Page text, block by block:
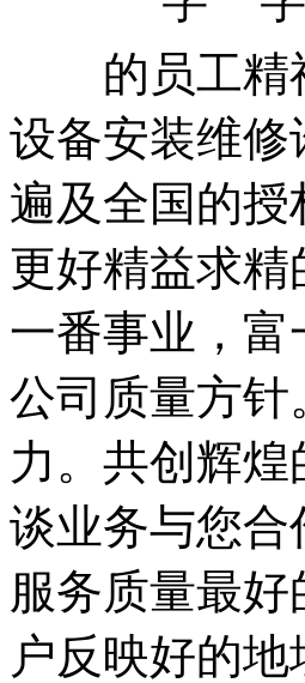
的员工精神
设备安装维
遍及全国的
更好精益求
一番事业，
公司质量方
力。共创辉
谈业务与您
服务质量最
户反映好的